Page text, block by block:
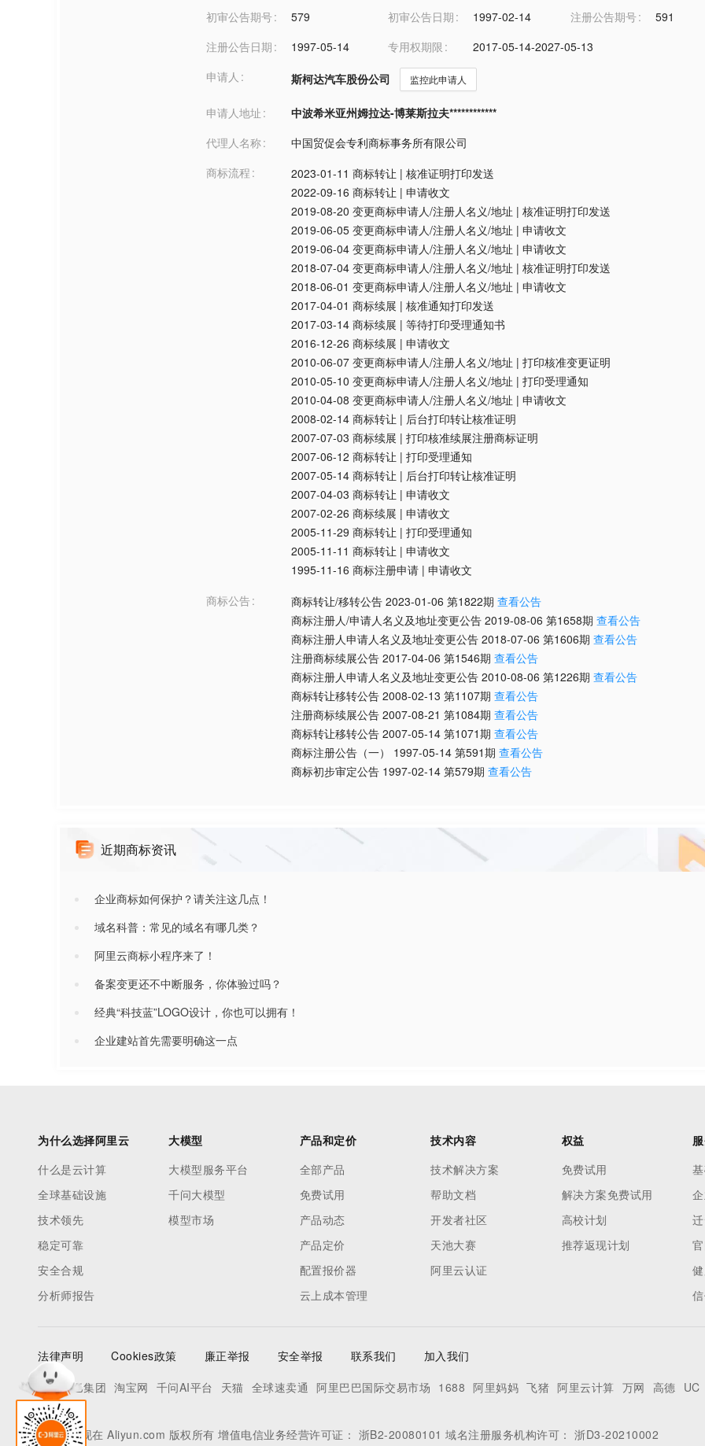
初审公告期号
579 初审公告日期 1997-02-14 注册公告期号
591
注册公告日期
1997-05-14 专用权期限
2017-05-14-2027-05-13
申请人
斯柯达汽车股份公司 监控此申请人
申请人地址
中波希米亚州姆拉达-博莱斯拉夫************
代理人名称
中国贸促会专利商标事务所有限公司
商标流程
2023-01-11 商标转让 | 核准证明打印发送
2022-09-16 商标转让 | 申请收文
2019-08-20 变更商标申请人/注册人名义/地址 | 核准证明打印发送
2019-06-05 变更商标申请人/注册人名义/地址 | 申请收文
2019-06-04 变更商标申请人/注册人名义/地址 | 申请收文
2018-07-04 变更商标申请人/注册人名义/地址 | 核准证明打印发送
2018-06-01 变更商标申请人/注册人名义/地址 | 申请收文
2017-04-01 商标续展 | 核准通知打印发送
2017-03-14 商标续展 | 等待打印受理通知书
2016-12-26 商标续展 | 申请收文
2010-06-07 变更商标申请人/注册人名义/地址 | 打印核准变更证明
2010-05-10 变更商标申请人/注册人名义/地址 | 打印受理通知
2010-04-08 变更商标申请人/注册人名义/地址 | 申请收文
2008-02-14 商标转让 | 后台打印转让核准证明
2007-07-03 商标续展 | 打印核准续展注册商标证明
2007-06-12 商标转让 | 打印受理通知
2007-05-14 商标转让 | 后台打印转让核准证明
2007-04-03 商标转让 | 申请收文
2007-02-26 商标续展 | 申请收文
2005-11-29 商标转让 | 打印受理通知
2005-11-11 商标转让 | 申请收文
1995-11-16 商标注册申请 | 申请收文
商标公告
商标转让/移转公告 2023-01-06 第1822期 查看公告
商标注册人/申请人名义及地址变更公告 2019-08-06 第1658期 查看公告
商标注册人申请人名义及地址变更公告 2018-07-06 第1606期 查看公告
注册商标续展公告 2017-04-06 第1546期 查看公告
商标注册人申请人名义及地址变更公告 2010-08-06 第1226期 查看公告
商标转让移转公告 2008-02-13 第1107期 查看公告
注册商标续展公告 2007-08-21 第1084期 查看公告
商标转让移转公告 2007-05-14 第1071期 查看公告
商标注册公告（一）
1997-05-14 第591期 查看公告
商标初步审定公告 1997-02-14 第579期 查看公告
近期商标资讯
企业商标如何保护？请关注这几点！
域名科普：常见的域名有哪几类？
阿里云商标小程序来了！
备案变更还不中断服务，你体验过吗？
经典“科技蓝”LOGO设计，你也可以拥有！
企业建站首先需要明确这一点